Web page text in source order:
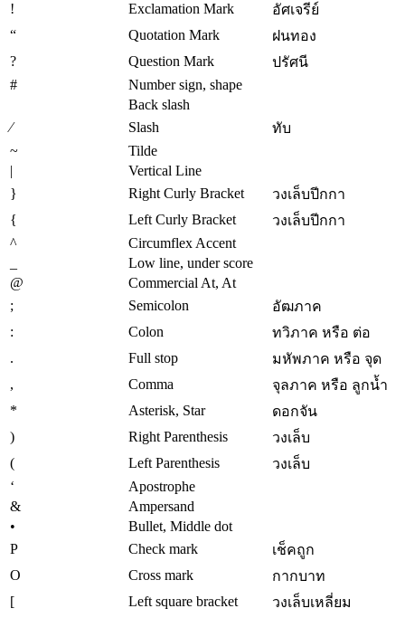
! Exclamation Mark
อัศเจรีย์
“
Quotation Mark
ฝนทอง
?
Question Mark
ปรัศนี
#
Number sign, shape
Back slash
∕
Slash
ทับ
~
Tilde
|
Vertical Line
}
Right Curly Bracket
วงเล็บปีกกา
{
Left Curly Bracket
วงเล็บปีกกา
^
Circumflex Accent
Low line, under score
@
Commercial At, At
;
Semicolon
อัฒภาค
:
Colon
ทวิภาค หรือ ต่อ
.
Full stop
มหัพภาค หรือ จุด
,
Comma
จุลภาค หรือ ลูกน้ำ
*
Asterisk, Star
ดอกจัน
)
Right Parenthesis
วงเล็บ
(
Left Parenthesis
วงเล็บ
‘
Apostrophe
&
Ampersand
•
Bullet, Middle dot
P
Check mark
เช็คถูก
O
Cross mark
กากบาท
[
Left square bracket
วงเล็บเหลี่ยม